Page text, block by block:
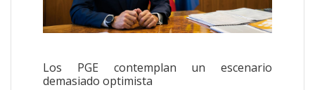
Los PGE contemplan un escenario
demasiado optimista